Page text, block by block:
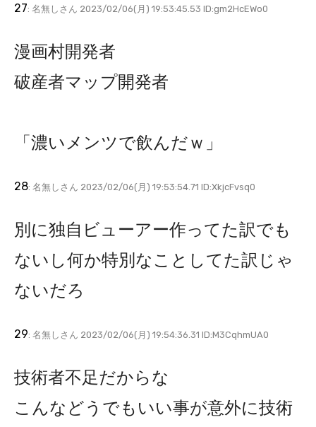
27: 名無しさん 2023/02/06(月) 19:53:45.53 ID:gm2HcEWo0
漫画村開発者
破産者マップ開発者
「濃いメンツで飲んだｗ」
28: 名無しさん 2023/02/06(月) 19:53:54.71 ID:XkjcFvsq0
別に独自ビューアー作ってた訳でも
ないし何か特別なことしてた訳じゃ
ないだろ
29: 名無しさん 2023/02/06(月) 19:54:36.31 ID:M3CqhmUA0
技術者不足だからな
こんなどうでもいい事が意外に技術